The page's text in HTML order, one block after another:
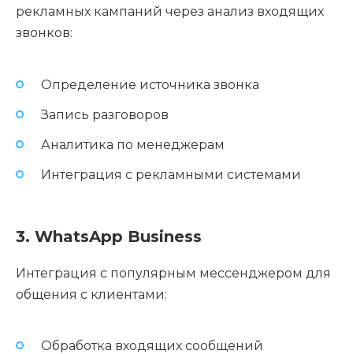
рекламных кампаний через анализ входящих
звонков:
Определение источника звонка
Запись разговоров
Аналитика по менеджерам
Интеграция с рекламными системами
3. WhatsApp Business
Интеграция с популярным мессенджером для
общения с клиентами:
Обработка входящих сообщений